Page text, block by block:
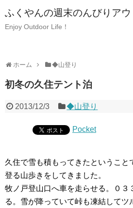
ふくやんの週末のんびりア
Enjoy Outdoor Life！
ホーム ◆山登り
初冬の久住テント泊
2013/12/3 ◆山登り
Pocket
久住で雪も積もってきたということ
登る山歩きをしてきました。
牧ノ戸登山口へ車を走らせる。０３
る。雪が降っていて峠も凍結してツ